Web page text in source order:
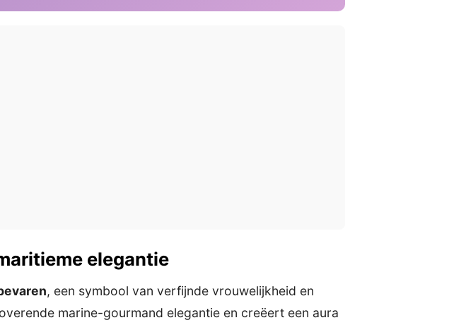
elegantie
, een symbool van verfijnde vrouwelijkheid en
marine-gourmand elegantie en creëert een aura